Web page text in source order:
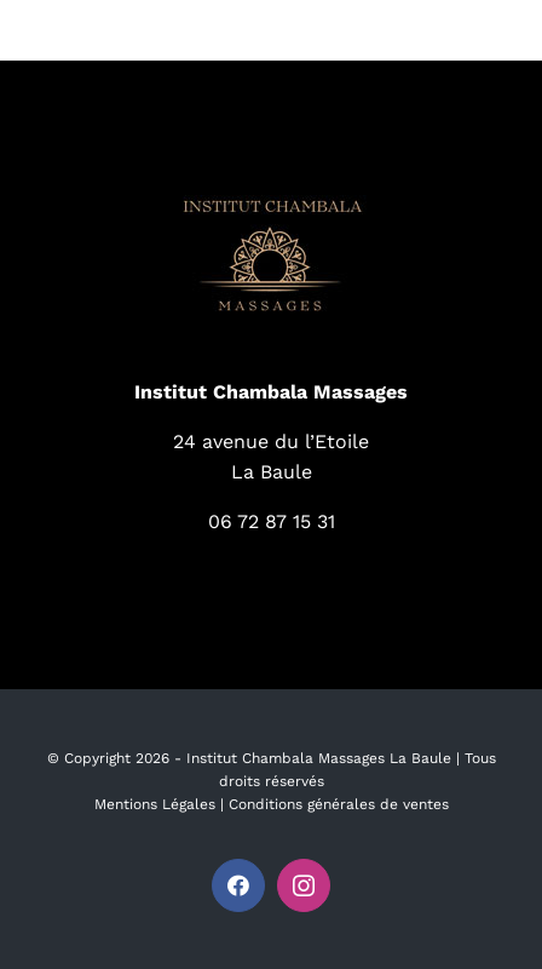
Institut Chambala Massages
24 avenue du l’Etoile
La Baule
06 72 87 15 31
© Copyright 2026 - Institut Chambala Massages La Baule| Tous
droits réservés
Mentions Légales| Conditions générales de ventes
FacebookInstagram